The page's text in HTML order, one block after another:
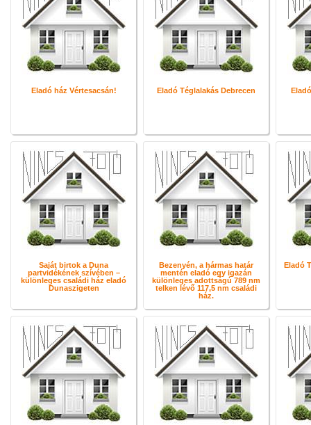
Eladó ház Vértesacsán! Eladó Téglalakás Debrecen
Saját birtok a Duna
partvidékének szívében –
különleges családi ház eladó
Dunaszigeten
Bezenyén, a hármas határ
mentén eladó egy igazán
különleges adottságú 789 nm
telken lévő 117,5 nm családi
ház.
Eladó